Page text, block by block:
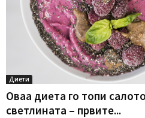
Диети
Оваа диета го топи
светлината – првите...